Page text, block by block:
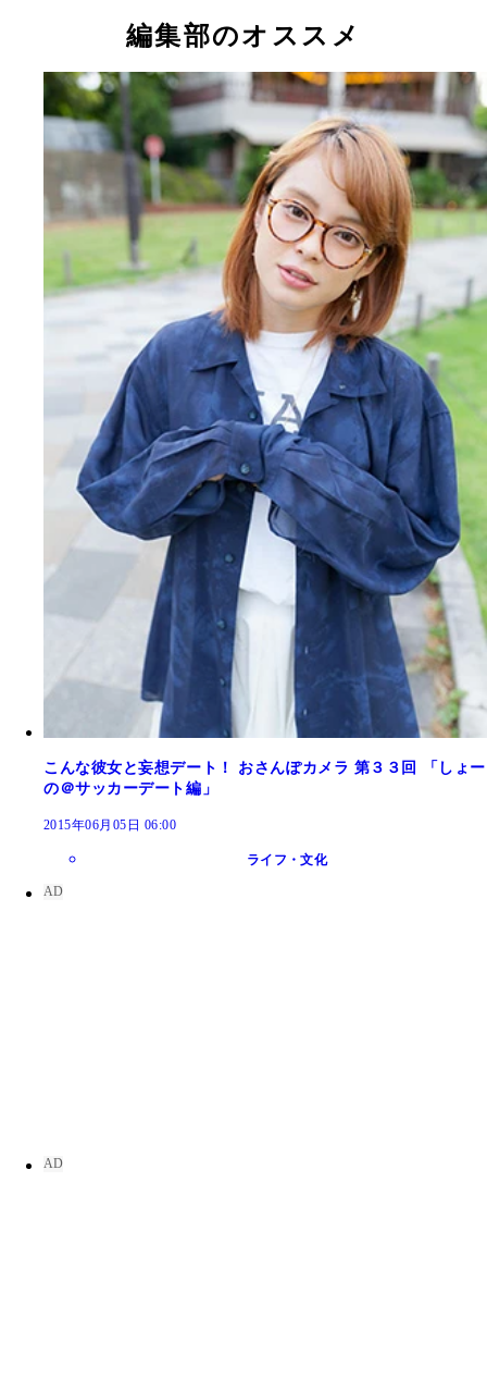
編集部のオススメ
こんな彼女と妄想デート！ おさんぽカメラ 第３３回 「しょー
の＠サッカーデート編」
2015年06月05日 06:00
ライフ・文化